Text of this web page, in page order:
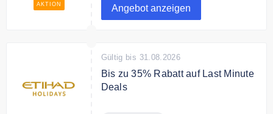
AKTION Angebot anzeigen
Gültig bis 31.08.2026
Bis zu 35% Rabatt auf Last Minute
Deals